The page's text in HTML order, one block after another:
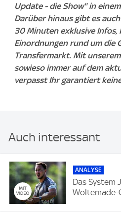
Update - die Show" in
Darüber hinaus gibt es
30 Minuten exklusive
Einordnungen rund um die
Transfermarkt. Mit
sowieso immer auf dem
verpasst Ihr garantiert
Auch interessant
ANALYSE
Das System
Woltemade-